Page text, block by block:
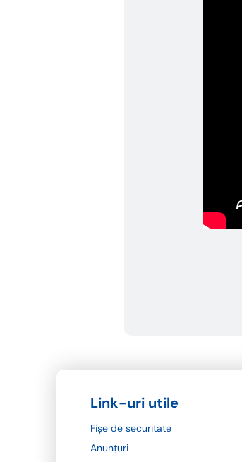
Link-uri utile
Fișe de securitate
Anunțuri